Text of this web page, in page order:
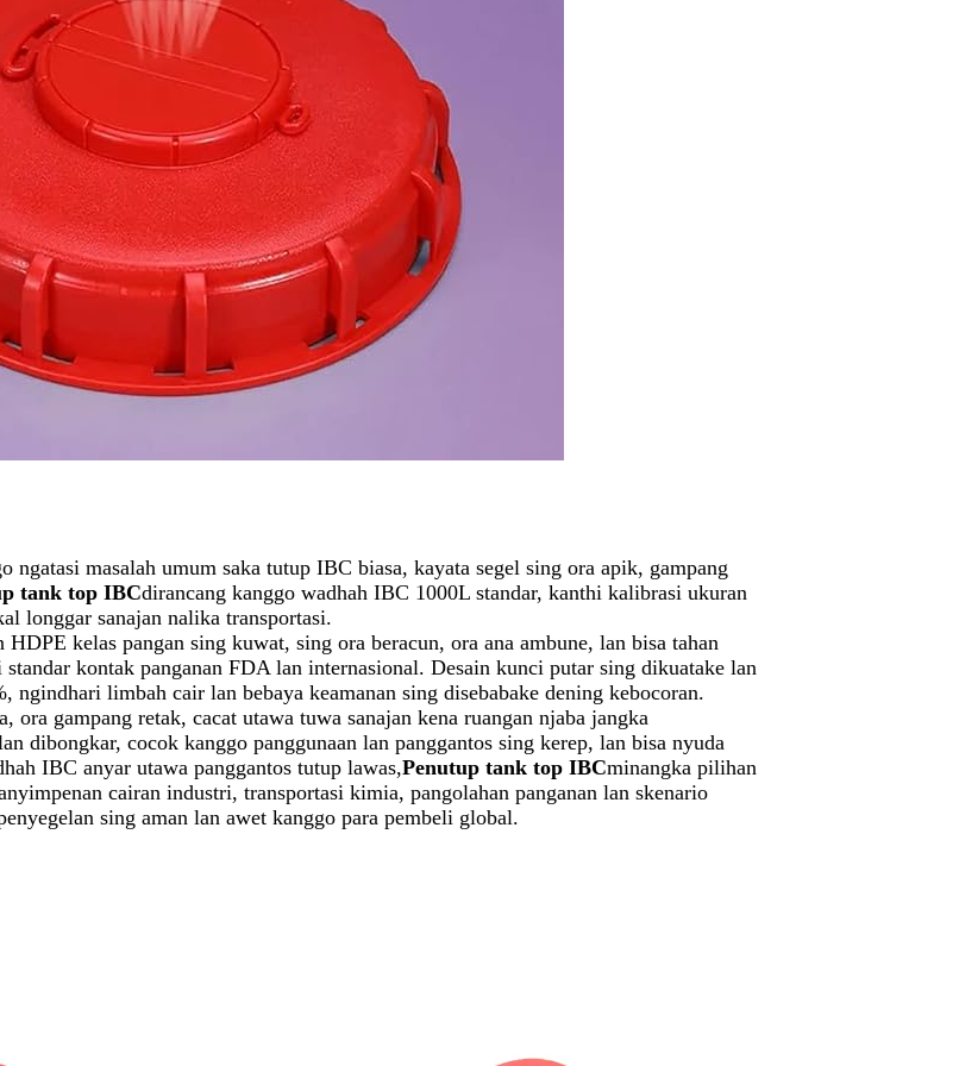
ngatasi masalah umum saka tutup IBC biasa, kayata segel sing ora apik, gampang
tank top IBCdirancang kanggo wadhah IBC 1000L standar, kanthi kalibrasi ukuran
longgar sanajan nalika transportasi.
kelas pangan sing kuwat, sing ora beracun, ora ana ambune, lan bisa tahan
kontak panganan FDA lan internasional. Desain kunci putar sing dikuatake lan
ngindhari limbah cair lan bebaya keamanan sing disebabake dening kebocoran.
ora gampang retak, cacat utawa tuwa sanajan kena ruangan njaba jangka
dibongkar, cocok kanggo panggunaan lan panggantos sing kerep, lan bisa nyuda
IBC anyar utawa panggantos tutup lawas,Penutup tank top IBCminangka pilihan
cairan industri, transportasi kimia, pangolahan panganan lan skenario
sing aman lan awet kanggo para pembeli global.